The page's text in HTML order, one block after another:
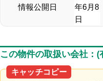
情報公開日
年6月8
日
この物件の取扱い会社：
キャッチコピー